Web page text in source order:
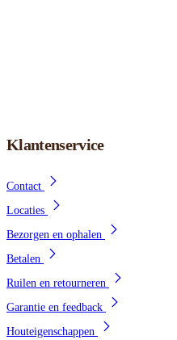
Klantenservice
Contact
Locaties
Bezorgen en ophalen
Betalen
Ruilen en retourneren
Garantie en feedback
Houteigenschappen